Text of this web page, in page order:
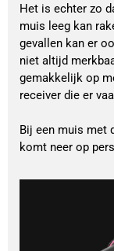
Het is echter zo
muis leeg kan
gevallen kan er
niet altijd
gemakkelijk op
receiver die er
Bij een muis met
komt neer op